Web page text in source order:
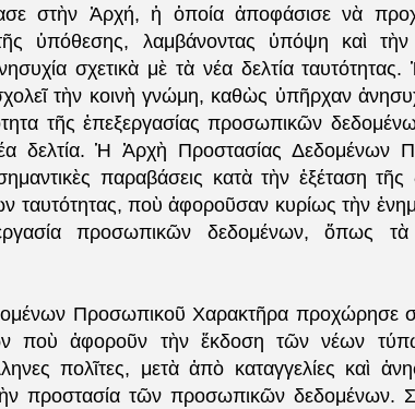
στὴν Ἀρχή, ἡ ὁποία ἀποφάσισε νὰ
ὑπόθεσης, λαμβάνοντας ὑπόψη καὶ τὴν
σχετικὰ μὲ τὰ νέα δελτία
τὴν κοινὴ γνώμη, καθὼς ὑπῆρχαν
τῆς ἐπεξεργασίας προσωπικῶν
δελτία. Ἡ Ἀρχὴ Προστασίας Δεδομένων
παραβάσεις κατὰ τὴν ἐξέταση τῆς
ταυτότητας, ποὺ ἀφοροῦσαν κυρίως τὴν
προσωπικῶν δεδομένων, ὅπως τὰ
Προσωπικοῦ Χαρακτῆρα προχώρησε σὲ
ποὺ ἀφοροῦν τὴν ἔκδοση τῶν νέων
πολῖτες, μετὰ ἀπὸ καταγγελίες καὶ
προστασία τῶν προσωπικῶν δεδομένων.